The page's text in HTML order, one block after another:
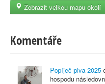
Zobrazit velkou mapu okolí
Komentáře
Popíječ piva 2025
hospodu